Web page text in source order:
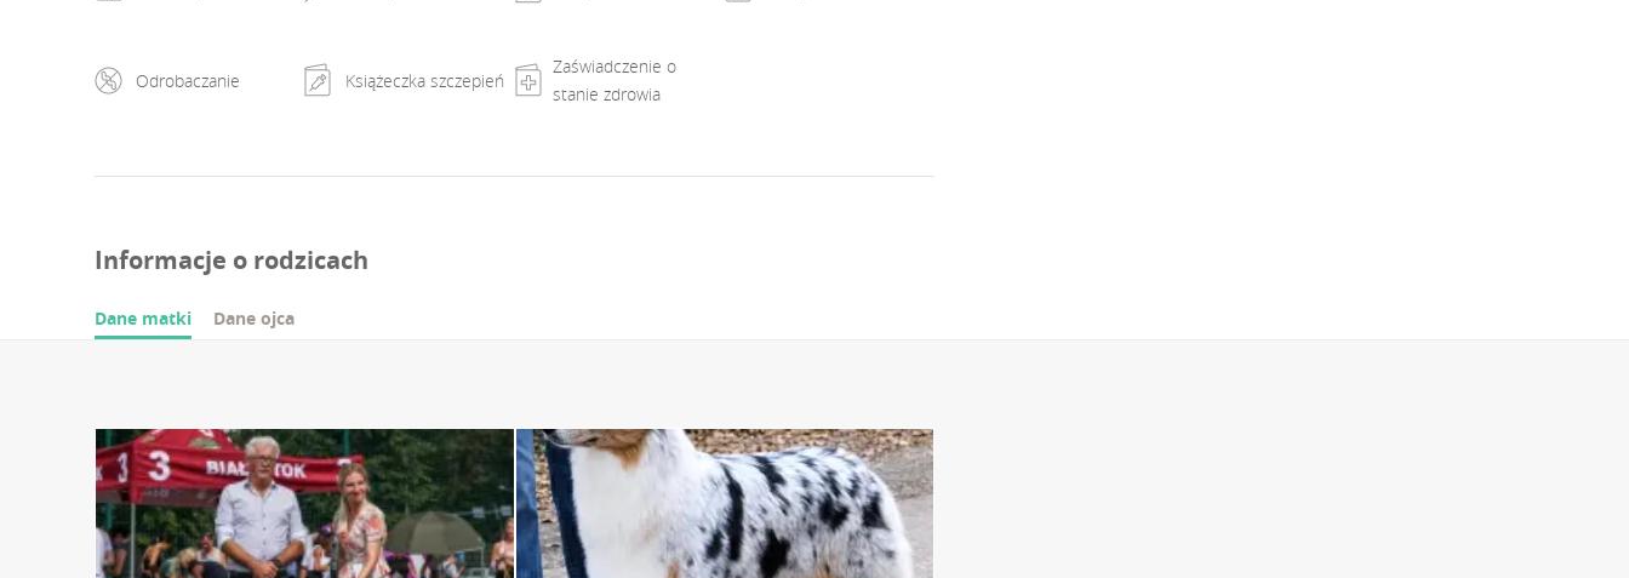
Odrobaczanie Książeczka szczepień
Zaświadczenie o
stanie zdrowia
Informacje o rodzicach
Dane matki Dane ojca